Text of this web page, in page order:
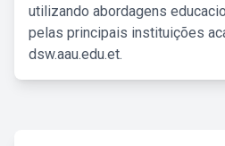
utilizando abordagens
pelas principais instituições
dsw.aau.edu.et.